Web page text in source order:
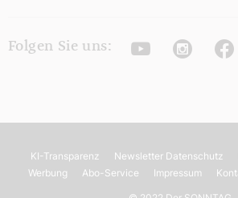
Folgen Sie uns: Youtube
KI-Transparenz Newsletter Datenschutz
Werbung
Abo-Service Impressum